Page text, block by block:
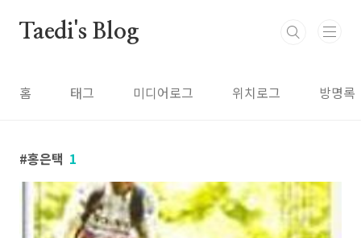
Taedi's Blog
홈 태그 미디어로그 위치로그 방명록
홍은택 1